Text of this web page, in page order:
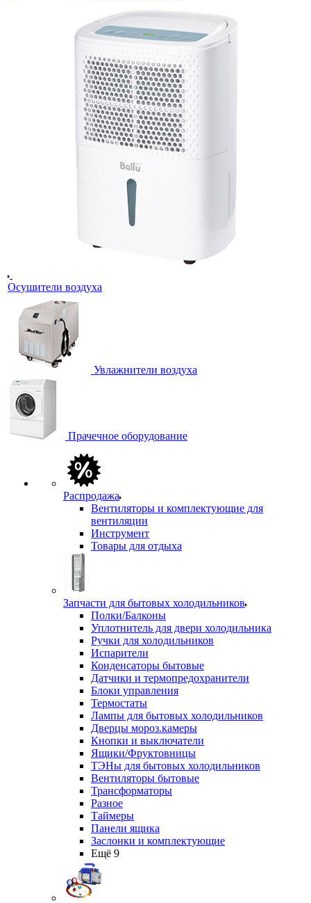
Осушители воздуха
Увлажнители воздуха
Прачечное оборудование
Распродажа
Вентиляторы и комплектующие для
вентиляции
Инструмент
Товары для отдыха
Запчасти для бытовых холодильников
Полки/Балконы
Уплотнитель для двери холодильника
Ручки для холодильников
Испарители
Конденсаторы бытовые
Датчики и термопредохранители
Блоки управления
Термостаты
Лампы для бытовых холодильников
Дверцы мороз.камеры
Кнопки и выключатели
Ящики/Фруктовницы
ТЭНы для бытовых холодильников
Вентиляторы бытовые
Трансформаторы
Разное
Таймеры
Панели ящика
Заслонки и комплектующие
Ещё 9